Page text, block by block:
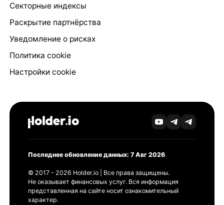
Секторные индексы
Раскрытие партнёрства
Уведомление о рисках
Политика cookie
Настройки cookie
Последнее обновление данных: 7 Авг 2026
© 2017 - 2026 Holder.io | Все права защищены.
Не оказывает финансовых услуг. Вся информация
представленная на сайте носит ознакомительный
характер.